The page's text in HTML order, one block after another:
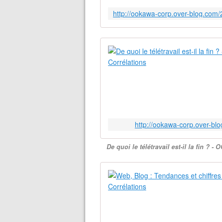
http://ookawa-corp.over-
De quoi le télétravail est-il la fin ? -